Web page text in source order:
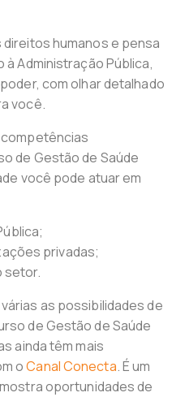
humanos e pensa
Administração Pública,
com olhar detalhado
você.
de Gestão de Saúde
você pode atuar em
privadas;
setor.
as possibilidades de
de Gestão de Saúde
ainda têm mais
oCanal Conecta. É um
oportunidades de